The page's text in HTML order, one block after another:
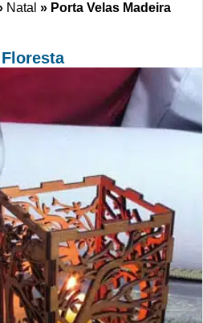
Natal » Porta Velas Madeira